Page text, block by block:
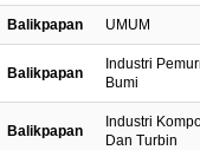
Balikpapan UMUM
Balikpapan
Industri
Bumi
Balikpapan
Industri
Dan Turbin